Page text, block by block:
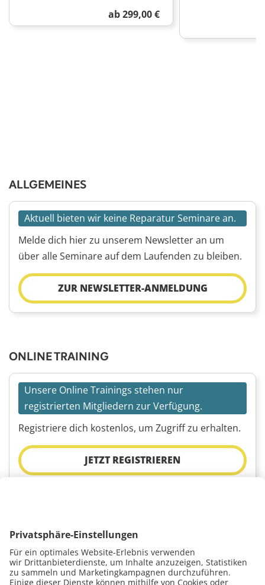
ab 299,00 €
ALLGEMEINES
Aktuell bieten wir keine Reparatur Seminare an.
Melde dich hier zu unserem Newsletter an um
über alle Seminare auf dem Laufenden zu bleiben.
ZUR NEWSLETTER-ANMELDUNG
ONLINE TRAINING
Unsere Online Trainings stehen nur
registrierten Mitgliedern zur Verfügung.
Registriere dich kostenlos, um Zugriff zu erhalten.
JETZT REGISTRIEREN
BLOG VIDEO